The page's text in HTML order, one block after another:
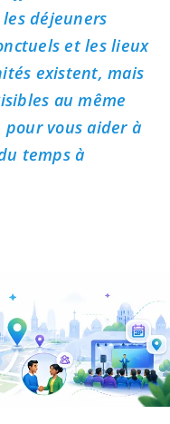
déjeuners
et les lieux
existent, mais
au même
pour vous aider à
temps à